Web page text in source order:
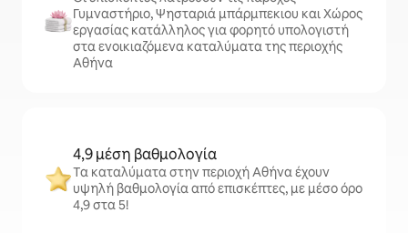
Γυμναστήριο, Ψησταριά μπάρμπεκιου και Χώρος
εργασίας κατάλληλος για φορητό υπολογιστή
στα ενοικιαζόμενα καταλύματα της περιοχής
Αθήνα
4,9 μέση βαθμολογία
Τα καταλύματα στην περιοχή Αθήνα έχουν
υψηλή βαθμολογία από επισκέπτες, με μέσο όρο
4,9 στα 5!